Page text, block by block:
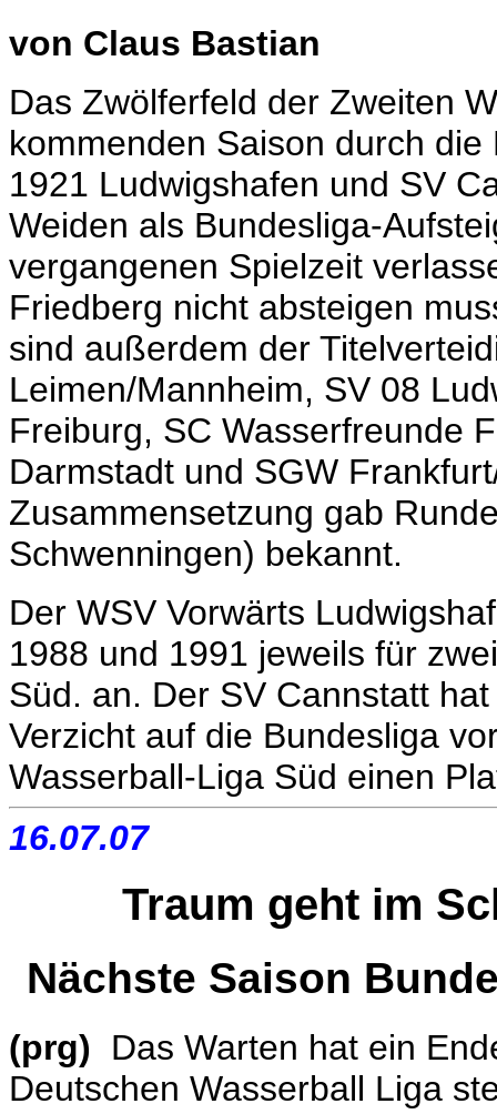
von Claus Bastian
Das Zwölferfeld der Zweiten
kommenden Saison durch
1921 Ludwigshafen und SV
Weiden als Bundesliga-
vergangenen Spielzeit
Friedberg nicht absteigen
sind außerdem der
Leimen/Mannheim, SV 08
Freiburg, SC Wasserfreunde
Darmstadt und SGW
Zusammensetzung gab
Schwenningen) bekannt.
Der WSV Vorwärts
1988 und 1991 jeweils für
Süd. an. Der SV Cannstatt
Verzicht auf die Bundesliga
Wasserball-Liga Süd einen
16.07.07
Traum geht im
Nächste Saison
(prg) Das Warten hat ein
Deutschen Wasserball Liga